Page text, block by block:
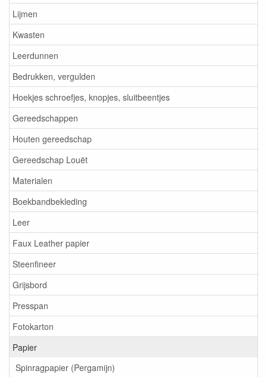
Lijmen
Kwasten
Leerdunnen
Bedrukken, vergulden
Hoekjes schroefjes, knopjes, sluitbeentjes
Gereedschappen
Houten gereedschap
Gereedschap Louët
Materialen
Boekbandbekleding
Leer
Faux Leather papier
Steenfineer
Grijsbord
Presspan
Fotokarton
Papier
Spinragpapier (Pergamijn)